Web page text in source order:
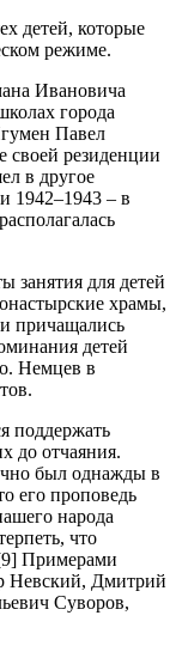
детей, которые
режиме.
Ивановича
города
Павел
своей резиденции
в другое
1942–1943 – в
занятия для детей
храмы,
причащались
детей
Немцев в
поддержать
до отчаяния.
был однажды в
его проповедь
народа
что
Примерами
Невский, Дмитрий
Суворов,